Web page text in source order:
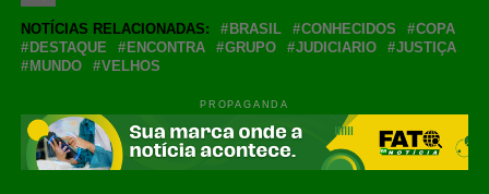
Share
NOTÍCIAS RELACIONADAS: BRASIL CONHECIDOS
COPA
DESTAQUE
ENCONTRA GRUPO JUDICIARIO
JUSTIÇA
MUNDO
VELHOS
PROPAGANDA